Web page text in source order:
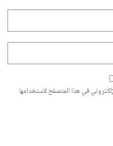
في هذا المتصفح لاستخدامها